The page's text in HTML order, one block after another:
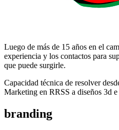
Luego de más de 15 años en el
experiencia y los contactos para
que puede surgirle.
Capacidad técnica de resolver
Marketing en RRSS a diseños 3d
branding